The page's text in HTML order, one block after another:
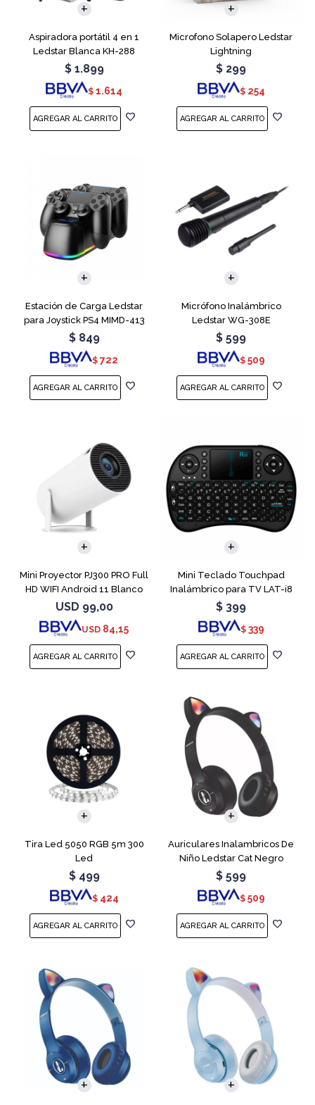
Aspiradora portátil 4 en 1
Ledstar Blanca KH-288
$ 1.899
$ 1.614
Microfono Solapero Ledstar
Lightning
$ 299
$ 254
Estación de Carga Ledstar
para Joystick PS4 MIMD-413
RGB
$ 849
$ 722
Micrófono Inalámbrico
Ledstar WG-308E
$ 599
$ 509
Mini Proyector PJ300 PRO Full
HD WIFI Android 11 Blanco
USD 99,00
USD 84,15
Mini Teclado Touchpad
Inalámbrico para TV LAT-i8
$ 399
$ 339
Tira Led 5050 RGB 5m 300
Led
$ 499
$ 424
Auriculares Inalambricos De
Niño Ledstar Cat Negro
$ 599
$ 509